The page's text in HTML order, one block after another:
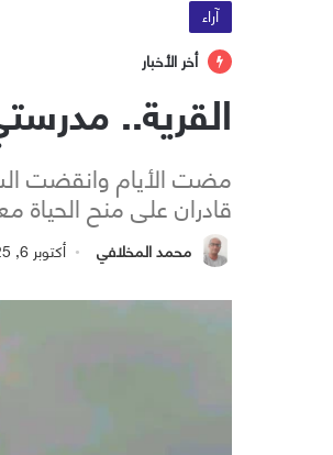
آراء
أخر الأخبار
القرية..
مضت الأيام وانقضت
قادران على منح الحياة
محمد المخلافي أكتوبر 6, 2025